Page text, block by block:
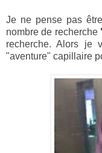
Je ne pense pas
nombre de recherche
recherche. Alors je
"aventure" capillaire